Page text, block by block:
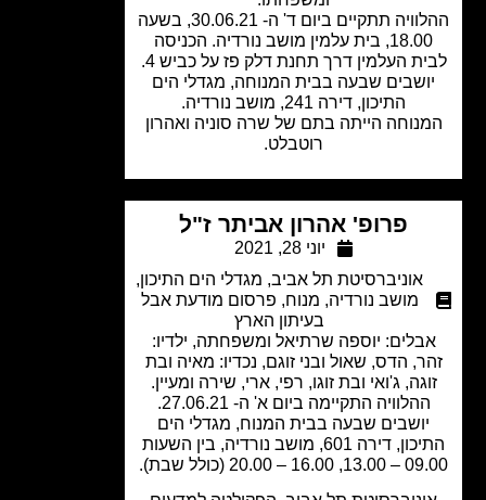
ההלוויה תתקיים ביום ד' ה- 30.06.21, בשעה
18.00, בית עלמין מושב נורדיה. הכניסה
העלמין דרך תחנת דלק פז על כביש 4.
שבעה בבית המנוחה, מגדלי הים
התיכון, דירה 241, מושב נורדיה.
הייתה בתם של שרה סוניה ואהרון
רוטבלט.
פרופ' אהרון אביתר ז"ל
אוניברסיטת תל אביב,מגדלי הים התיכון,
מושב נורדיה, מנוח,פרסום מודעת אבל
בעיתון הארץ
יוספה שרתיאל ומשפחתה, ילדיו:
הדס, שאול ובני זוגם, נכדיו: מאיה ובת
ג'ואי ובת זוגו, רפי, ארי, שירה ומעיין.
ההלוויה התקיימה ביום א' ה- 27.06.21.
יושבים שבעה בבית המנוח, מגדלי הים
התיכון, דירה 601, מושב נורדיה, בין השעות